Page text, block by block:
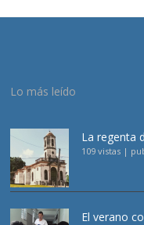
Lo más leído
La regenta
109 vistas |
El verano